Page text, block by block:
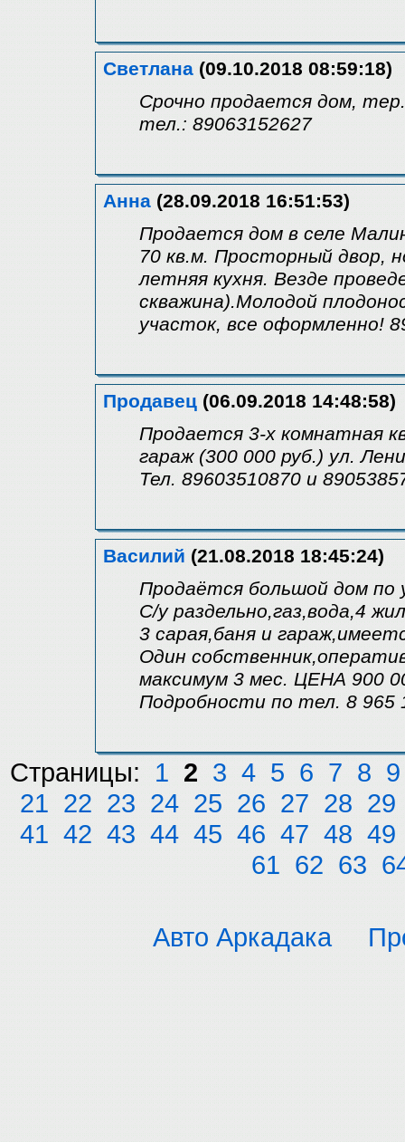
Светлана (09.10.2018 08:59:18)
Срочно продается дом,
тел.: 89063152627
Анна (28.09.2018 16:51:53)
Продается дом в селе
70 кв.м. Просторный двор,
летняя кухня. Везде
скважина).Молодой
участок, все оформленно!
Продавец (06.09.2018 14:48:58)
Продается 3-х комнатная
гараж (300 000 руб.) ул.
Тел. 89603510870 и
Василий (21.08.2018 18:45:24)
Продаётся большой дом по
С/у раздельно,газ,вода,4
3 сарая,баня и
Один
максимум 3 мес. ЦЕНА 900
Подробности по тел. 8 965
Страницы: 1 2 3 4 5 6 7 8 9
21 22 23 24 25 26 27 28 29
41 42 43 44 45 46 47 48 49
61 62 63
Авто Аркадака